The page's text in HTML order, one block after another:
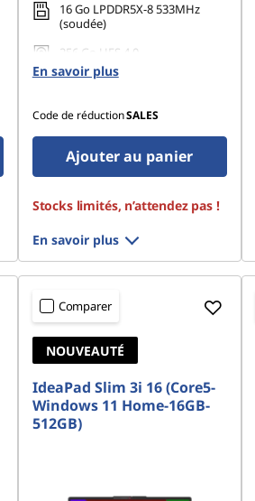
16 Go LPDDR5X-8 533MHz
(soudée)
256 Go UFS 4.0
En savoir plus
Code de réductionSALES
Ajouter au panier
Stocks limités, n’attendez pas !
En savoir plus
Comparer
NOUVEAUTÉ
IdeaPad Slim 3i 16 (Core5-
Windows 11 Home-16GB-
512GB)